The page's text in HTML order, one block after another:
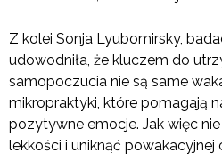
Z kolei Sonja Lyubomirsky,
udowodniła, że kluczem do
samopoczucia nie są same
mikropraktyki, które pomagają
pozytywne emocje. Jak więc
lekkości i uniknąć powakacyjnej